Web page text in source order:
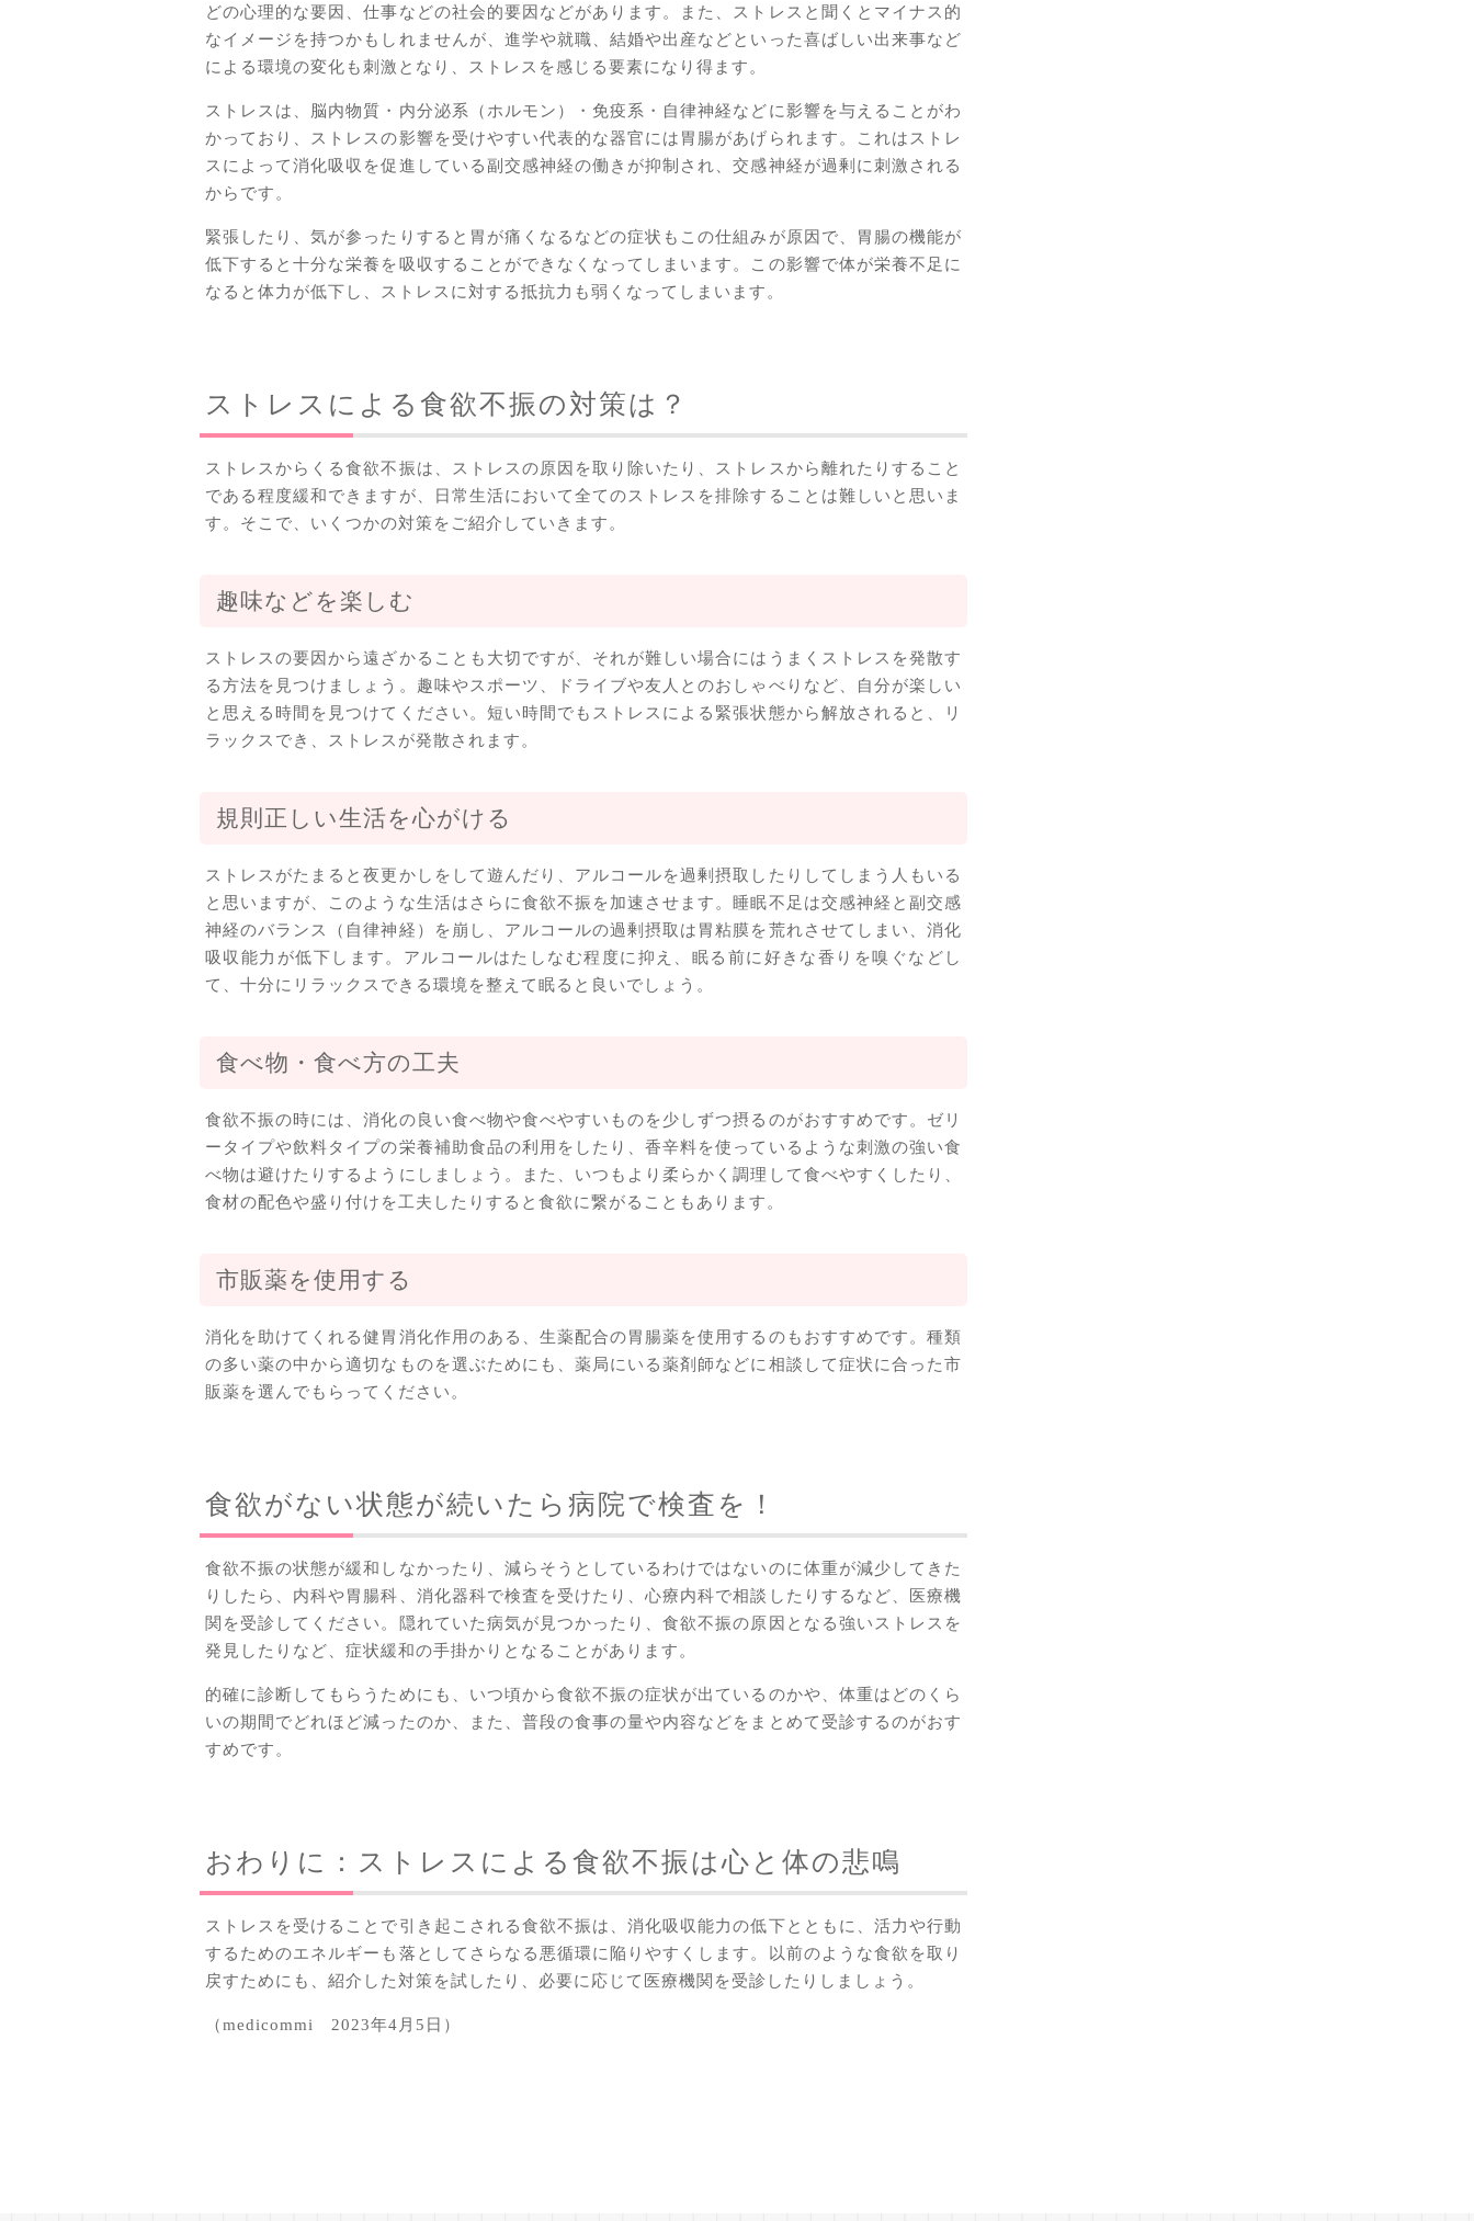
どの心理的な要因、仕事などの社会的要因などがあります。また、ストレスと聞くとマイナス的
なイメージを持つかもしれませんが、進学や就職、結婚や出産などといった喜ばしい出来事など
による環境の変化も刺激となり、ストレスを感じる要素になり得ます。
ストレスは、脳内物質・内分泌系（ホルモン）・免疫系・自律神経などに影響を与えることがわ
かっており、ストレスの影響を受けやすい代表的な器官には胃腸があげられます。これはストレ
スによって消化吸収を促進している副交感神経の働きが抑制され、交感神経が過剰に刺激される
からです。
緊張したり、気が参ったりすると胃が痛くなるなどの症状もこの仕組みが原因で、胃腸の機能が
低下すると十分な栄養を吸収することができなくなってしまいます。この影響で体が栄養不足に
なると体力が低下し、ストレスに対する抵抗力も弱くなってしまいます。
ストレスによる食欲不振の対策は？
ストレスからくる食欲不振は、ストレスの原因を取り除いたり、ストレスから離れたりすること
である程度緩和できますが、日常生活において全てのストレスを排除することは難しいと思いま
す。そこで、いくつかの対策をご紹介していきます。
趣味などを楽しむ
ストレスの要因から遠ざかることも大切ですが、それが難しい場合にはうまくストレスを発散す
る方法を見つけましょう。趣味やスポーツ、ドライブや友人とのおしゃべりなど、自分が楽しい
と思える時間を見つけてください。短い時間でもストレスによる緊張状態から解放されると、リ
ラックスでき、ストレスが発散されます。
規則正しい生活を心がける
ストレスがたまると夜更かしをして遊んだり、アルコールを過剰摂取したりしてしまう人もいる
と思いますが、このような生活はさらに食欲不振を加速させます。睡眠不足は交感神経と副交感
神経のバランス（自律神経）を崩し、アルコールの過剰摂取は胃粘膜を荒れさせてしまい、消化
吸収能力が低下します。アルコールはたしなむ程度に抑え、眠る前に好きな香りを嗅ぐなどし
て、十分にリラックスできる環境を整えて眠ると良いでしょう。
食べ物・食べ方の工夫
食欲不振の時には、消化の良い食べ物や食べやすいものを少しずつ摂るのがおすすめです。ゼリ
ータイプや飲料タイプの栄養補助食品の利用をしたり、香辛料を使っているような刺激の強い食
べ物は避けたりするようにしましょう。また、いつもより柔らかく調理して食べやすくしたり、
食材の配色や盛り付けを工夫したりすると食欲に繋がることもあります。
市販薬を使用する
消化を助けてくれる健胃消化作用のある、生薬配合の胃腸薬を使用するのもおすすめです。種類
の多い薬の中から適切なものを選ぶためにも、薬局にいる薬剤師などに相談して症状に合った市
販薬を選んでもらってください。
食欲がない状態が続いたら病院で検査を！
食欲不振の状態が緩和しなかったり、減らそうとしているわけではないのに体重が減少してきた
りしたら、内科や胃腸科、消化器科で検査を受けたり、心療内科で相談したりするなど、医療機
関を受診してください。隠れていた病気が見つかったり、食欲不振の原因となる強いストレスを
発見したりなど、症状緩和の手掛かりとなることがあります。
的確に診断してもらうためにも、いつ頃から食欲不振の症状が出ているのかや、体重はどのくら
いの期間でどれほど減ったのか、また、普段の食事の量や内容などをまとめて受診するのがおす
すめです。
おわりに：ストレスによる食欲不振は心と体の悲鳴
ストレスを受けることで引き起こされる食欲不振は、消化吸収能力の低下とともに、活力や行動
するためのエネルギーも落としてさらなる悪循環に陥りやすくします。以前のような食欲を取り
戻すためにも、紹介した対策を試したり、必要に応じて医療機関を受診したりしましょう。
（medicommi 2023年4月5日）